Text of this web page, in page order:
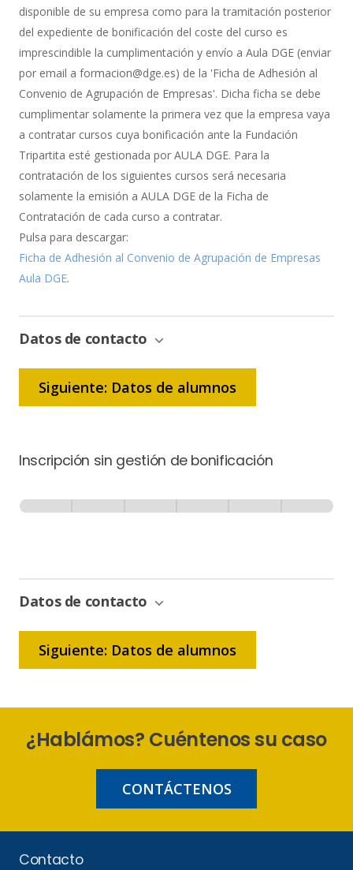
Bonificación
disponible de su empresa como para la tramitación posterior
del expediente de bonificación del coste del curso es
imprescindible la cumplimentación y envío a Aula DGE (enviar
por email a formacion@dge.es) de la 'Ficha de Adhesión al
Convenio de Agrupación de Empresas'. Dicha ficha se debe
cumplimentar solamente la primera vez que la empresa vaya
a contratar cursos cuya bonificación ante la Fundación
Tripartita esté gestionada por AULA DGE. Para la
contratación de los siguientes cursos será necesaria
solamente la emisión a AULA DGE de la Ficha de
Contratación de cada curso a contratar.
Pulsa para descargar:
Ficha de Adhesión al Convenio de Agrupación de Empresas
Aula DGE.
Datos de contacto
Siguiente: Datos de alumnos
Inscripción sin gestión de bonificación
-
Bonificación
Datos de contacto
Siguiente: Datos de alumnos
¿Hablámos? Cuéntenos su caso
CONTÁCTENOS
Contacto